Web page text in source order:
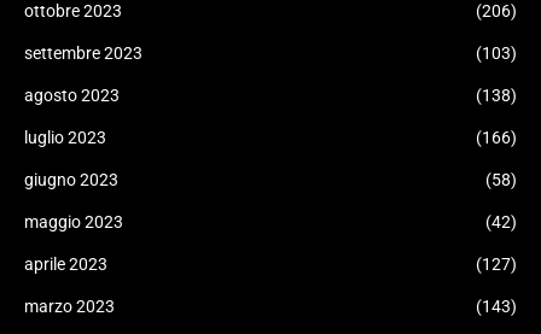
ottobre 2023 (206)
settembre 2023 (103)
agosto 2023 (138)
luglio 2023 (166)
giugno 2023 (58)
maggio 2023 (42)
aprile 2023 (127)
marzo 2023 (143)